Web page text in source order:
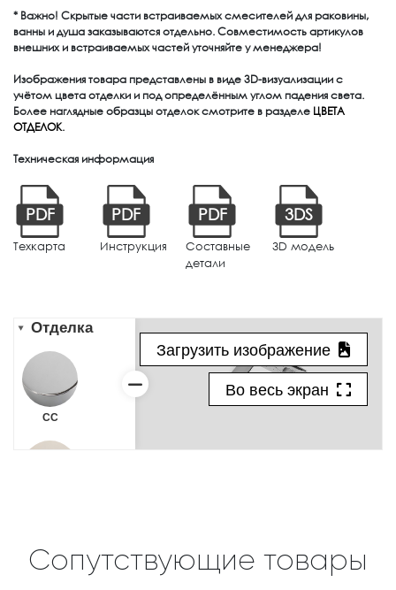
* Важно! Скрытые части встраиваемых смесителей для раковины,
ванны и душа заказываются отдельно. Совместимость артикулов
внешних и встраиваемых частей уточняйте у менеджера!
Изображения товара представлены в виде 3D-визуализации с
учётом цвета отделки и под определённым углом падения света.
Более наглядные образцы отделок смотрите в разделе ЦВЕТА
ОТДЕЛОК.
Техническая информация
PDF
Техкарта
PDF
Инструкция
PDF
Составные
детали
3DS
3D модель
Сопутствующие товары